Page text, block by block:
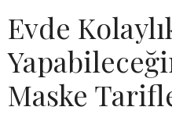
Evde
Maske